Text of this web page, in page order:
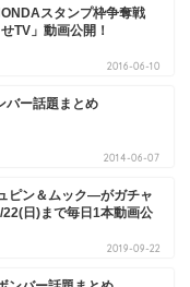
スタンプ枠争奪戦
TV」動画公開！
2016-06-10
バー話題まとめ
2014-06-07
ピン＆ムック―がガチャ
日)まで毎日1本動画公
2019-09-22